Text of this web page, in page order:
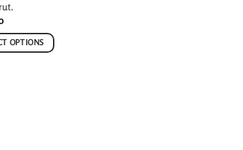
OPTIONS